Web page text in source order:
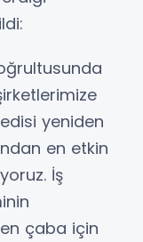
yeniden
en etkin
İş
çaba için